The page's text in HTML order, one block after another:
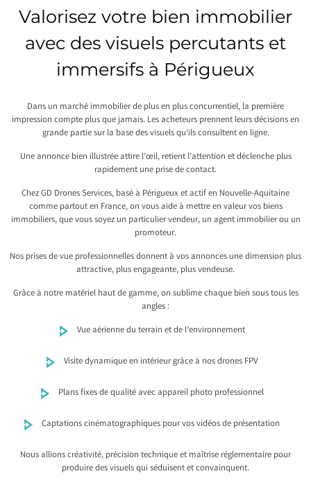
Valorisez votre bien immobilier
avec des visuels percutants et
immersifs à Périgueux
Dans un marché immobilier de plus en plus concurrentiel, la première
impression compte plus que jamais. Les acheteurs prennent leurs décisions en
grande partie sur la base des visuels qu’ils consultent en ligne.
Une annonce bien illustrée attire l’œil, retient l’attention et déclenche plus
rapidement une prise de contact.
Chez GD Drones Services, basé à Périgueux et actif en Nouvelle-Aquitaine
comme partout en France, on vous aide à mettre en valeur vos biens
immobiliers, que vous soyez un particulier vendeur, un agent immobilier ou un
promoteur.
Nos prises de vue professionnelles donnent à vos annonces une dimension plus
attractive, plus engageante, plus vendeuse.
Grâce à notre matériel haut de gamme, on sublime chaque bien sous tous les
angles :
Vue aérienne du terrain et de l’environnement
Visite dynamique en intérieur grâce à nos drones FPV
Plans fixes de qualité avec appareil photo professionnel
Captations cinématographiques pour vos vidéos de présentation
Nous allions créativité, précision technique et maîtrise réglementaire pour
produire des visuels qui séduisent et convainquent.